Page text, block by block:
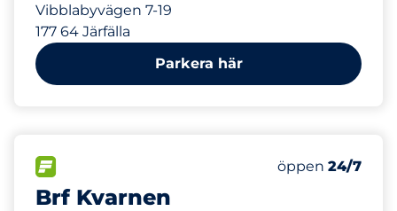
Vibblabyvägen 7-19
177 64 Järfälla
Parkera här
Brf Kvarnen
Antal
Totalt antal
Fredag
öppen 24/7
380 m